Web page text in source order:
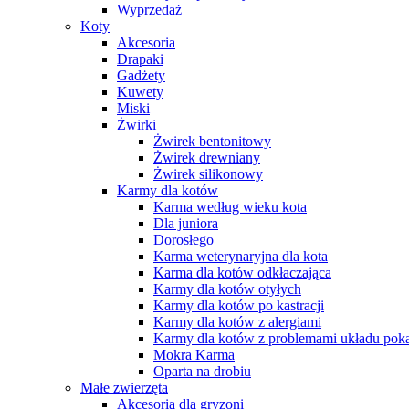
Wyprzedaż
Koty
Akcesoria
Drapaki
Gadżety
Kuwety
Miski
Żwirki
Żwirek bentonitowy
Żwirek drewniany
Żwirek silikonowy
Karmy dla kotów
Karma według wieku kota
Dla juniora
Dorosłego
Karma weterynaryjna dla kota
Karma dla kotów odkłaczająca
Karmy dla kotów otyłych
Karmy dla kotów po kastracji
Karmy dla kotów z alergiami
Karmy dla kotów z problemami układu
Mokra Karma
Oparta na drobiu
Małe zwierzęta
Akcesoria dla gryzoni